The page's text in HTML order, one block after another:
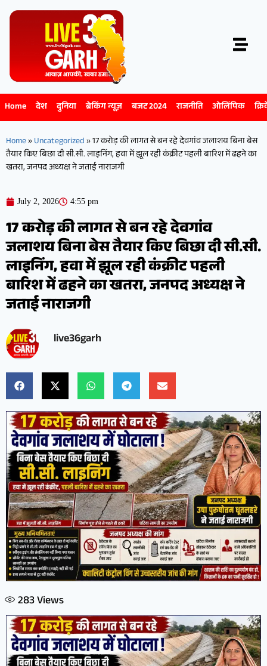
Home देश दुनिया ब्रेकिंग न्यूज़ बजट 2024 राजनीति ओलिंपिक
Home»Uncategorized»17 करोड़ की लागत से बन रहे देवगांव जलाशय बिना बेस
तैयार किए बिछा दी सी.सी. लाइनिंग, हवा में झूल रही कंक्रीट पहली बारिश में ढहने का
खतरा, जनपद अध्यक्ष ने जताई नाराजगी
July 2, 2026 4:55 pm
17 करोड़ की लागत से बन रहे देवगांव
जलाशय बिना बेस तैयार किए बिछा दी सी.सी.
लाइनिंग, हवा में झूल रही कंक्रीट पहली
बारिश में ढहने का खतरा, जनपद अध्यक्ष ने
जताई नाराजगी
live36garh
283Views